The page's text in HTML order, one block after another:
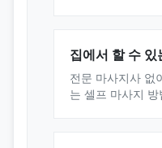
집에서 할 수 있
전문 마사지사 없
는 셀프 마사지